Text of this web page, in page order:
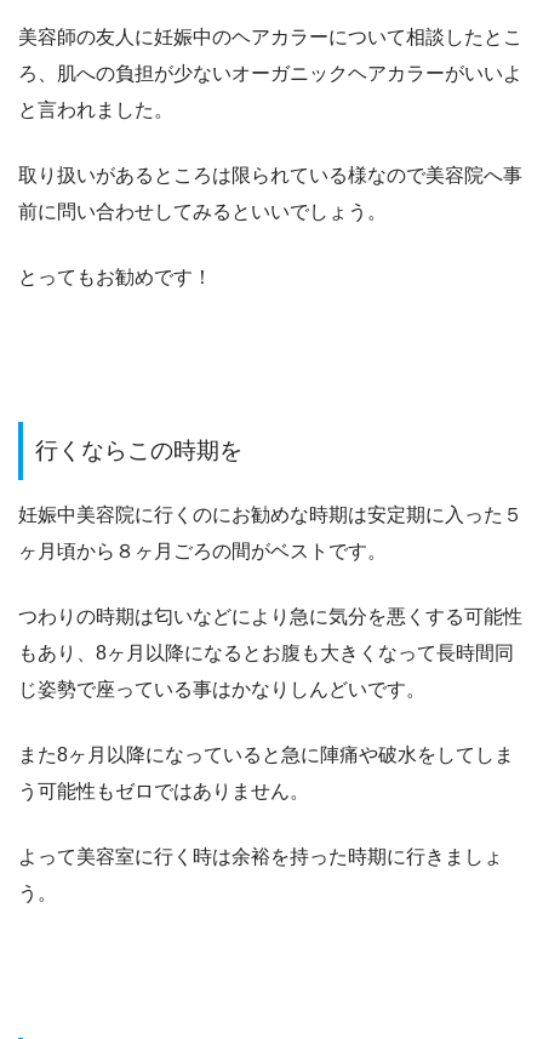
美容師の友人に妊娠中のヘアカラーについて相談したとこ
ろ 、 肌への負担が少ないオーガニックヘアカラーがいいよ
と言われました。
取り扱いがあるところは限られている様なので美容院へ事
前に問い合わせしてみるといいでしょう。
とってもお勧めです！
行くならこの時期を
妊娠中美容院に行くのにお勧めな時期は安定期に入った５
ヶ月頃から８ヶ月ごろの間がベストです。
つわりの時期は匂いなどにより急に気分を悪くする可能性
もあり、 8ヶ月以降になるとお腹も大きくなって長時間同
じ姿勢で座っている事はかなりしんどいです。
また8ヶ月以降になっていると 急に陣痛や破水をしてしま
う可能性もゼロではありません。
よって美容室に行く時は余裕を持った時期に行きましょ
う。